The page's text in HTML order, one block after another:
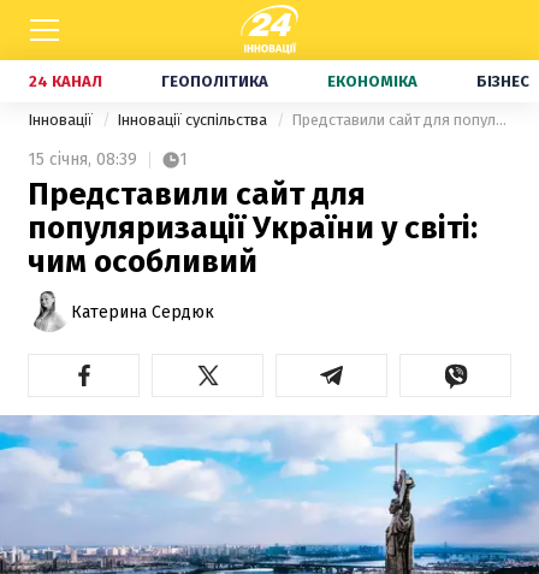
24 КАНАЛ ГЕОПОЛІТИКА ЕКОНОМІКА БІЗНЕС
Інновації Інновації суспільства Представили сайт для популяризації України у світі: чим особливий
15 січня, 08:39 1
Представили сайт для
популяризації України у світі:
чим особливий
Катерина Сердюк